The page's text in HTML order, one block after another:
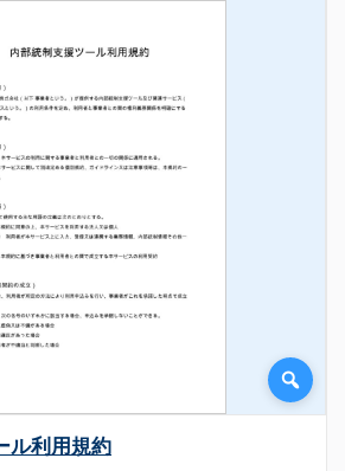
ル利用規約